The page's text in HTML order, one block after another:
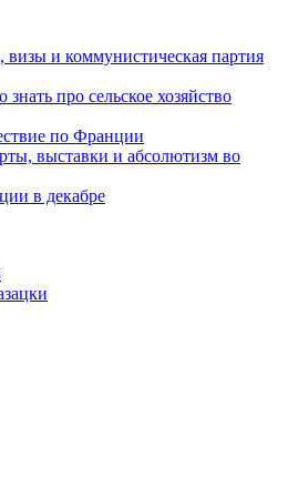
и коммунистическая партия
знать про сельское хозяйство
по Франции
выставки и абсолютизм во
в декабре